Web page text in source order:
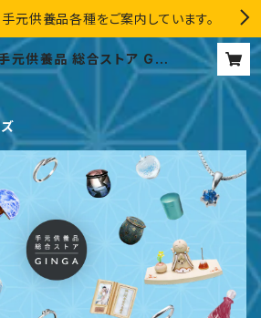
元供養品各種をご案内しています。
元供養品 総合ストア GIN
GA